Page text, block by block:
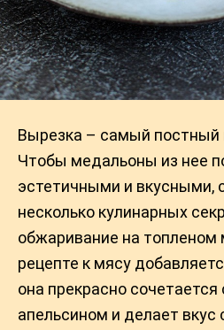
Вырезка – самый постный
Чтобы медальоны из нее
эстетичными и вкусными,
несколько кулинарных
обжаривание на топленом
рецепте к мясу
она прекрасно
апельсином и делает вкус